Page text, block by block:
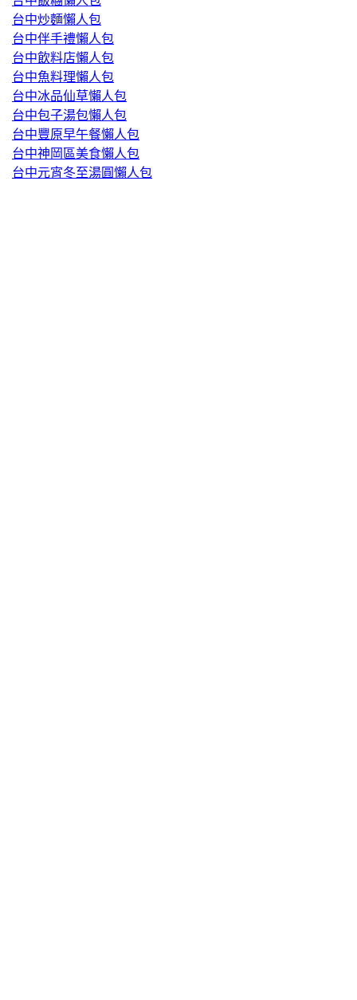
台中炒麵懶人包
台中伴手禮懶人包
台中飲料店懶人包
台中魚料理懶人包
台中冰品仙草懶人包
台中包子湯包懶人包
台中豐原早午餐懶人包
台中神岡區美食懶人包
台中元宵冬至湯圓懶人包